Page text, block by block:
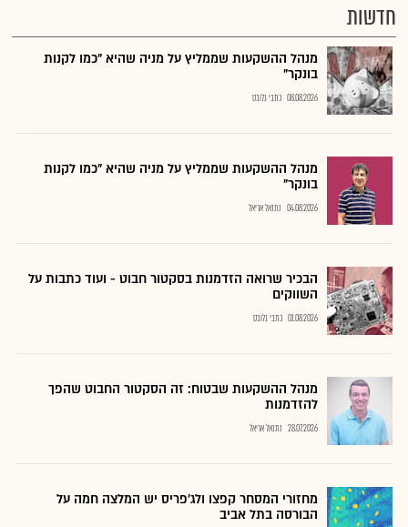
חדשות
מנהל ההשקעות שממליץ על מניה שהיא "כמו לקנות
בונקר"
08.08.2026 כתבי גלובס
מנהל ההשקעות שממליץ על מניה שהיא "כמו לקנות
בונקר"
04.08.2026 נתנאל אריאל
הבכיר שרואה הזדמנות בסקטור חבוט - ועוד כתבות על
השווקים
01.08.2026 כתבי גלובס
מנהל ההשקעות שבטוח: זה הסקטור החבוט שהפך
להזדמנות
28.07.2026 נתנאל אריאל
מחזורי המסחר קפצו ולג'פריס יש המלצה חמה על
הבורסה בתל אביב